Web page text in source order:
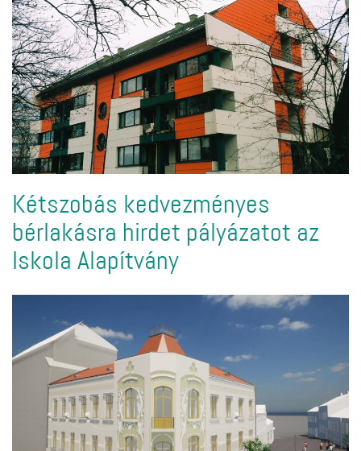
Kétszobás kedvezményes
bérlakásra hirdet pályázatot az
Iskola Alapítvány